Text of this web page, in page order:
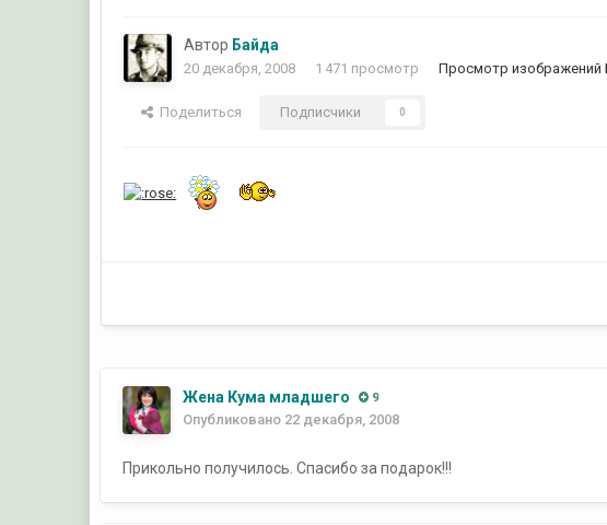
Автор Байда
20 декабря, 2008 1 471 просмотр Просмотр изображений
Поделиться Подписчики 0
Жена Кума младшего 9
Опубликовано 22 декабря, 2008
Прикольно получилось. Спасибо за подарок!!!